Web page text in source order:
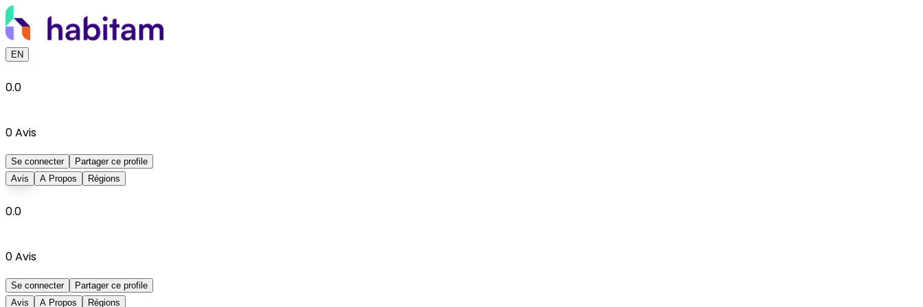
EN
0.0
0Avis
Se connecter
Partager ce profile
Avis
A Propos Régions
0.0
0Avis
Se connecter
Partager ce profile
Avis
A Propos Régions